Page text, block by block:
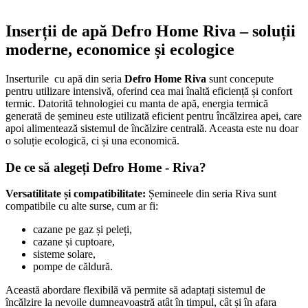
Inserții de apă Defro Home Riva – soluții
moderne, economice și ecologice
Inserturile cu apă din seria Defro Home Riva sunt concepute
pentru utilizare intensivă, oferind cea mai înaltă eficiență și confort
termic. Datorită tehnologiei cu manta de apă, energia termică
generată de șemineu este utilizată eficient pentru încălzirea apei, care
apoi alimentează sistemul de încălzire centrală. Aceasta este nu doar
o soluție ecologică, ci și una economică.
De ce să alegeți Defro Home - Riva?
Versatilitate și compatibilitate: Șemineele din seria Riva sunt
compatibile cu alte surse, cum ar fi:
cazane pe gaz și peleți,
cazane și cuptoare,
sisteme solare,
pompe de căldură.
Această abordare flexibilă vă permite să adaptați sistemul de
încălzire la nevoile dumneavoastră atât în ​​timpul, cât și în afara